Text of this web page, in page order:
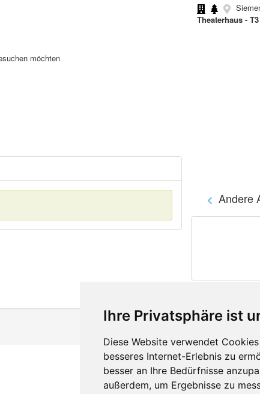
Ihre Privatsphäre ist
Diese Website verwendet
besseres Internet-Erlebnis zu
besser an Ihre Bedürfnisse
außerdem, um Ergebnisse zu
möchten
Theaterhaus - T3
Andere
Kontakt
Feedback